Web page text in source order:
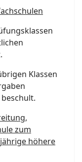
Klassen
zum
höhere